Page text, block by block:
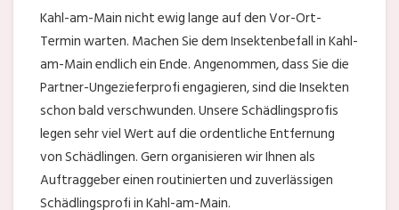
Kahl-am-Main nicht ewig lange auf den Vor-Ort-
Termin warten. Machen Sie dem Insektenbefall in Kahl-
am-Main endlich ein Ende. Angenommen, dass Sie die
Partner-Ungezieferprofi engagieren, sind die Insekten
schon bald verschwunden. Unsere Schädlingsprofis
legen sehr viel Wert auf die ordentliche Entfernung
von Schädlingen. Gern organisieren wir Ihnen als
Auftraggeber einen routinierten und zuverlässigen
Schädlingsprofi in Kahl-am-Main.